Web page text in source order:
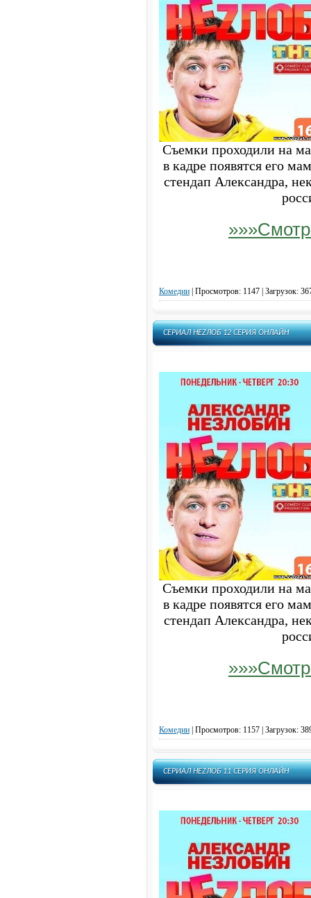
Съемки проходили на
в кадре появятся его
стендап Александра,
Комедии Просмотров: 1147 | Загрузок:
СЕРИАЛ НЕZЛОБ 12 СЕРИЯ ОНЛАЙН
Съемки проходили на
в кадре появятся его
стендап Александра,
Комедии Просмотров: 1157 | Загрузок:
СЕРИАЛ НЕZЛОБ 11 СЕРИЯ ОНЛАЙН